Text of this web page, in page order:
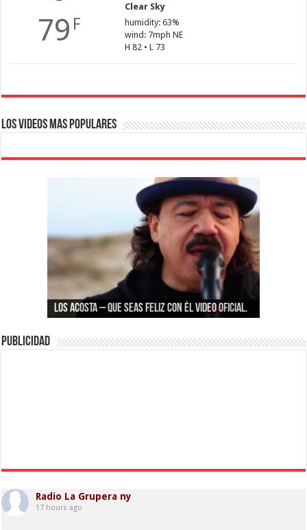
79 F
Clear Sky
humidity: 63%
wind: 7mph NE
H 82 • L 73
Los Videos Mas Populares
LOS ACOSTA – Que seas feliz con él Video oficial.
La Arrolladora Banda El Limón De René Camacho
– No He Logrado Aprender
Vicente Fernández – Por Tu Maldito Amor
Publicidad
Radio La Grupera ny
17 hours ago